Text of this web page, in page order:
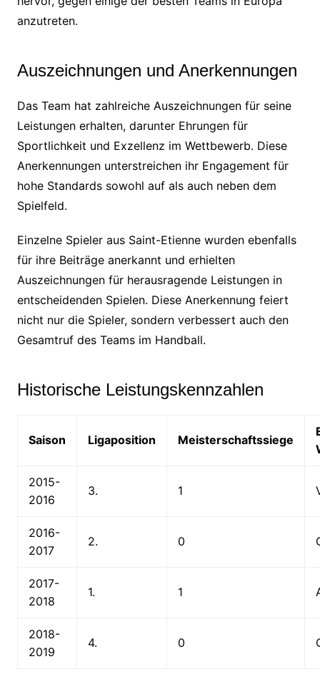
anzutreten.
Auszeichnungen und Anerkennungen
Das Team hat zahlreiche Auszeichnungen für seine
Leistungen erhalten, darunter Ehrungen für
Sportlichkeit und Exzellenz im Wettbewerb. Diese
Anerkennungen unterstreichen ihr Engagement für
hohe Standards sowohl auf als auch neben dem
Spielfeld.
Einzelne Spieler aus Saint-Etienne wurden ebenfalls
für ihre Beiträge anerkannt und erhielten
Auszeichnungen für herausragende Leistungen in
entscheidenden Spielen. Diese Anerkennung feiert
nicht nur die Spieler, sondern verbessert auch den
Gesamtruf des Teams im Handball.
Historische Leistungskennzahlen
Saison Ligaposition Meisterschaftssiege
2015-
2016
3. 1
2016-
2017
2. 0
2017-
2018
1. 1
2018-
2019
4. 0